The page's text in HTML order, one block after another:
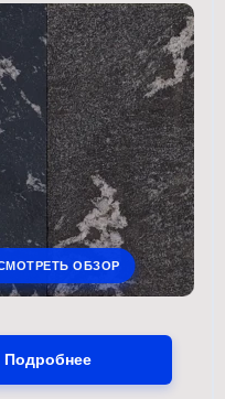
ОБЗОР
Подробнее